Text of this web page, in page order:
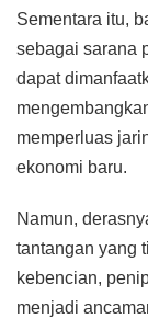
Sementara itu,
sebagai sarana
dapat
memperluas
ekonomi baru.
Namun,
tantangan yang
kebencian,
menjadi